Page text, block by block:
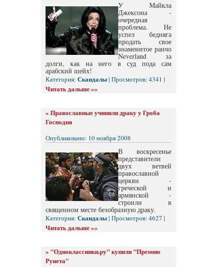
У Майкла
Джексона -
очередная
проблема. Не
успел бедняга
продать свое
знаменитое ранчо
Neverland за
долги, как на него в суд пода сам
арабский шейх!
Категория: Скандалы| Просмотров: 4341 |
Читать дальше »»
» Православные учинили драку у Гроба
Господня
Опубликовано: 10 ноября 2008
В воскресенье
представители
двух ветвей
православной
церкви -
греческой и
армянской -
строили в
священном месте безобразную драку.
Категория: Скандалы| Просмотров: 4627 |
Читать дальше »»
» "Одноклассники.ру" купили "Премию
Рунета"